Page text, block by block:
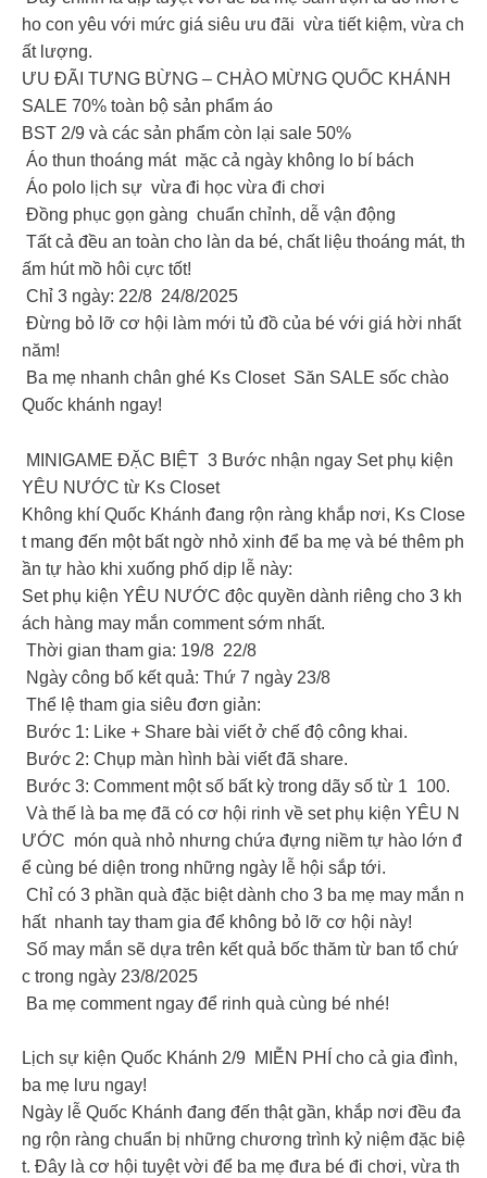
ho con yêu với mức giá siêu ưu đãi vừa tiết kiệm, vừa ch
ất lượng.
ƯU ĐÃI TƯNG BỪNG – CHÀO MỪNG QUỐC KHÁNH
SALE 70% toàn bộ sản phẩm áo
BST 2/9 và các sản phẩm còn lại sale 50%
Áo thun thoáng mát mặc cả ngày không lo bí bách
Áo polo lịch sự vừa đi học vừa đi chơi
Đồng phục gọn gàng chuẩn chỉnh, dễ vận động
Tất cả đều an toàn cho làn da bé, chất liệu thoáng mát, th
ấm hút mồ hôi cực tốt!
Chỉ 3 ngày: 22/8 24/8/2025
Đừng bỏ lỡ cơ hội làm mới tủ đồ của bé với giá hời nhất
năm!
Ba mẹ nhanh chân ghé Ks Closet Săn SALE sốc chào
Quốc khánh ngay!
MINIGAME ĐẶC BIỆT 3 Bước nhận ngay Set phụ kiện
YÊU NƯỚC từ Ks Closet
Không khí Quốc Khánh đang rộn ràng khắp nơi, Ks Close
t mang đến một bất ngờ nhỏ xinh để ba mẹ và bé thêm ph
ần tự hào khi xuống phố dịp lễ này:
Set phụ kiện YÊU NƯỚC độc quyền dành riêng cho 3 kh
ách hàng may mắn comment sớm nhất.
Thời gian tham gia: 19/8 22/8
Ngày công bố kết quả: Thứ 7 ngày 23/8
Thể lệ tham gia siêu đơn giản:
Bước 1: Like + Share bài viết ở chế độ công khai.
Bước 2: Chụp màn hình bài viết đã share.
Bước 3: Comment một số bất kỳ trong dãy số từ 1 100.
Và thế là ba mẹ đã có cơ hội rinh về set phụ kiện YÊU N
ƯỚC món quà nhỏ nhưng chứa đựng niềm tự hào lớn đ
ể cùng bé diện trong những ngày lễ hội sắp tới.
Chỉ có 3 phần quà đặc biệt dành cho 3 ba mẹ may mắn n
hất nhanh tay tham gia để không bỏ lỡ cơ hội này!
Số may mắn sẽ dựa trên kết quả bốc thăm từ ban tổ chứ
c trong ngày 23/8/2025
Ba mẹ comment ngay để rinh quà cùng bé nhé! ️
️Lịch sự kiện Quốc Khánh 2/9 MIỄN PHÍ cho cả gia đình,
ba mẹ lưu ngay!️
Ngày lễ Quốc Khánh đang đến thật gần, khắp nơi đều đa
ng rộn ràng chuẩn bị những chương trình kỷ niệm đặc biệ
t. Đây là cơ hội tuyệt vời để ba mẹ đưa bé đi chơi, vừa th